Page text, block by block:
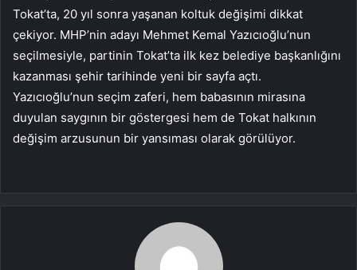
Tokat’ta, 20 yıl sonra yaşanan koltuk değişimi dikkat
çekiyor. MHP’nin adayı Mehmet Kemal Yazıcıoğlu’nun
seçilmesiyle, partinin Tokat’ta ilk kez belediye başkanlığını
kazanması şehir tarihinde yeni bir sayfa açtı.
Yazıcıoğlu’nun seçim zaferi, hem babasının mirasına
duyulan saygının bir göstergesi hem de Tokat halkının
değişim arzusunun bir yansıması olarak görülüyor.